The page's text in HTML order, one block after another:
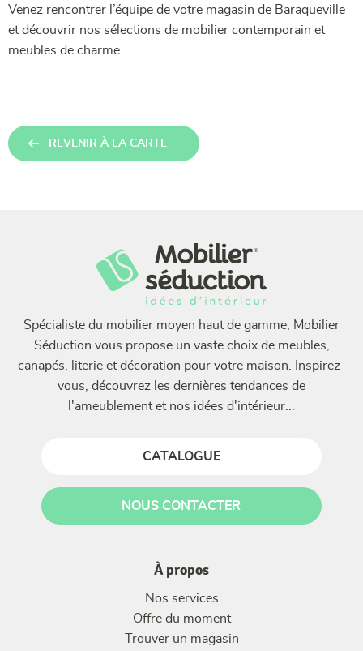
Venez rencontrer l’équipe de votre magasin de Baraqueville
et découvrir nos sélections de mobilier contemporain et
meubles de charme.
REVENIR À LA CARTE
Spécialiste du mobilier moyen haut de gamme, Mobilier
Séduction vous propose un vaste choix de meubles,
canapés, literie et décoration pour votre maison. Inspirez-
vous, découvrez les dernières tendances de
l'ameublement et nos idées d'intérieur...
CATALOGUE
NOUS CONTACTER
À propos
Nos services
Offre du moment
Trouver un magasin